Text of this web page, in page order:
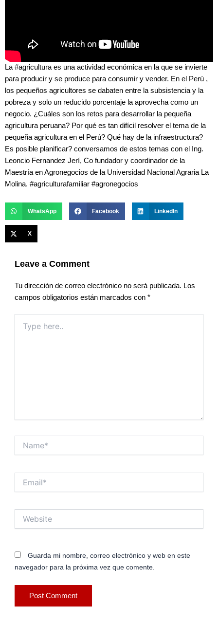
La #agricultura es una actividad económica en la que se invierte
para producir y se produce para consumir y vender. En el Perú ,
los pequeños agricultores se dabaten entre la subsistencia y la
pobreza y solo un reducido porcentaje la aprovecha como un
negocio. ¿Cuáles son los retos para desarrollar la pequeña
agricultura peruana? Por qué es tan difícil resolver el tema de la
pequeña agricultura en el Perú? Qué hay de la infraestructura?
Es posible planificar? conversamos de estos temas con el Ing.
Leoncio Fernandez Jerí, Co fundador y coordinador de la
Maestría en Agronegocios de la Universidad Nacional Agraria La
Molina. #agriculturafamiliar #agronegocios
WhatsApp Facebook LinkedIn
X
Leave a Comment
Tu dirección de correo electrónico no será publicada. Los
campos obligatorios están marcados con *
here..
Guarda mi nombre, correo electrónico y web en este
navegador para la próxima vez que comente.